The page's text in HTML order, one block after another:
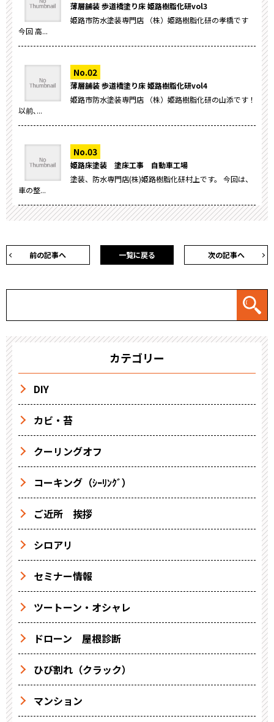
薄層舗装 歩道橋塗り床 姫路樹脂化研vol3
姫路市防水塗装専門店 （株）姫路樹脂化研の孝橋です
今回 高...
薄層舗装 歩道橋塗り床 姫路樹脂化研vol4
姫路市防水塗装専門店 （株）姫路樹脂化研の山添です！
以前､...
姫路床塗装 塗床工事 自動車工場
塗装、防水専門店(株)姫路樹脂化研村上です。 今回は、
車の整...
前の記事へ 次の記事へ
一覧に戻る
カテゴリー
DIY
カビ・苔
クーリングオフ
コーキング（ｼｰﾘﾝｸﾞ）
ご近所 挨拶
シロアリ
セミナー情報
ツートーン・オシャレ
ドローン 屋根診断
ひび割れ（クラック）
マンション